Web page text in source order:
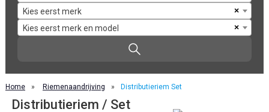
×
Kies eerst merk
×
Kies eerst merk en model
Home » Riemenaandrijving » Distributieriem Set
Distributieriem / Set